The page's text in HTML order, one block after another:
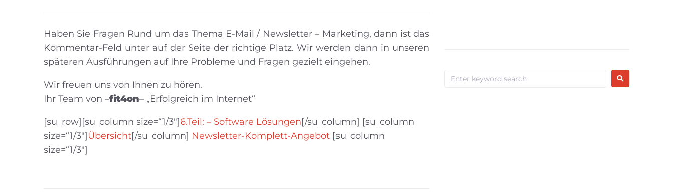
Haben Sie Fragen Rund um das Thema E-Mail / Newsletter – Marketing, dann ist das
Kommentar-Feld unter auf der Seite der richtige Platz. Wir werden dann in unseren
späteren Ausführungen auf Ihre Probleme und Fragen gezielt eingehen.
Wir freuen uns von Ihnen zu hören.
Ihr Team von –fit4on– „Erfolgreich im Internet“
[su_row][su_column size=“1/3″]6.Teil: – Software Lösungen[/su_column] [su_column
size=“1/3″]Übersicht[/su_column] Newsletter-Komplett-Angebot [su_column
size=“1/3″]